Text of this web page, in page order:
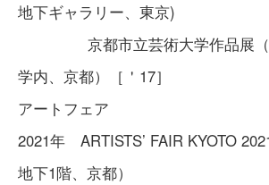
地下ギャラリー、東京)
京都市立芸術大学作品展（
学内、京都）［＇17］
アートフェア
2021年 ARTISTS’ FAIR KYOTO
地下1階、京都）